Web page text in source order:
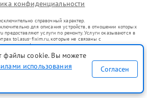
конфиденциальности
справочный характер.
для описания устройств, в отношении которых
услуги по ремонту. Услуги оказываются в
tol.asus-fixim.ru, которые не связаны с
или их официальными представителями.
уже введенных в гражданский оборот в соответствии
преследует цели индивидуализации услуг или введения
для информирования о предоставляемых услугах по
не является публичной офертой, определяемой
кодекса РФ
файлы cookie. Вы можете
использования
Согласен